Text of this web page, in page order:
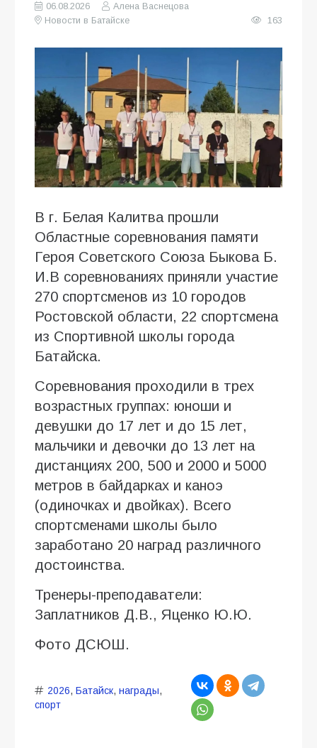
06.08.2026
Алена Васнецова
Новости в Батайске
163
В г. Белая Калитва прошли
Областные соревнования памяти
Героя Советского Союза Быкова Б.
И.В соревнованиях приняли участие
270 спортсменов из 10 городов
Ростовской области, 22 спортсмена
из Спортивной школы города
Батайска.
Соревнования проходили в трех
возрастных группах: юноши и
девушки до 17 лет и до 15 лет,
мальчики и девочки до 13 лет на
дистанциях 200, 500 и 2000 и 5000
метров в байдарках и каноэ
(одиночках и двойках). Всего
спортсменами школы было
заработано 20 наград различного
достоинства.
Тренеры-преподаватели:
Заплатников Д.В., Яценко Ю.Ю.
Фото ДСЮШ.
2026, Батайск, награды,
спорт